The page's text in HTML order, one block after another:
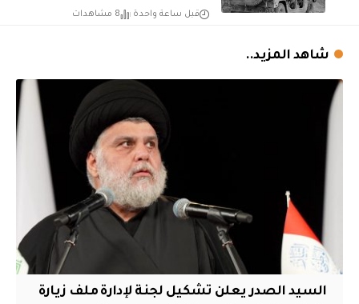
قبل ساعة واحدة 8 مشاهدات
شاهد المزيد..
السيد الصدر يعلن تشكيل لجنة لإدارة ملف زيارة